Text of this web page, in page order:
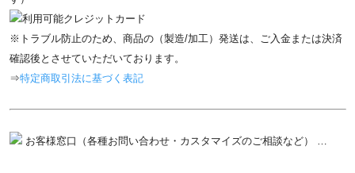
※トラブル防止のため、商品の（製造/加工）発送は、ご入金または決済
確認後とさせていただいております。
⇒特定商取引法に基づく表記
お客様窓口（各種お問い合わせ・カスタマイズのご相談など） …